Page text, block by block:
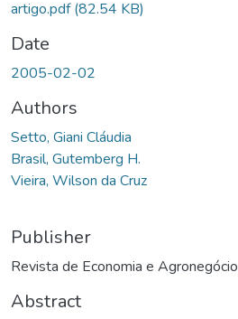
artigo.pdf(82.54 KB)
Date
2005-02-02
Authors
Setto, Giani Cláudia
Brasil, Gutemberg H.
Vieira, Wilson da Cruz
Publisher
Revista de Economia e Agronegócio
Abstract